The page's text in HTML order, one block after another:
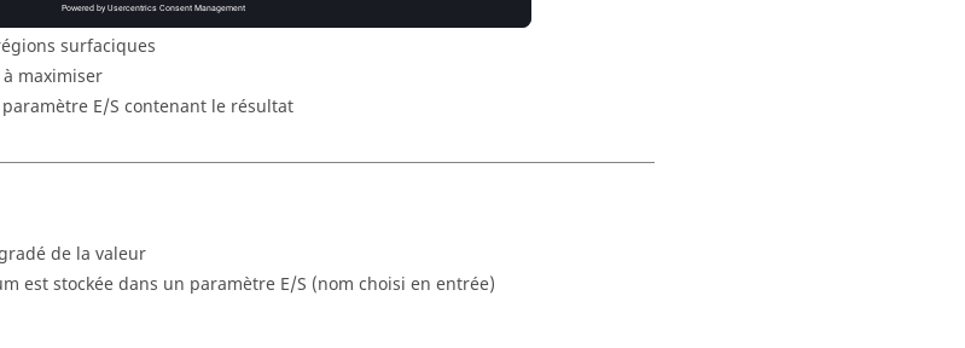
surfaciques
maximiser
E/S contenant le résultat
de la valeur
est stockée dans un paramètre E/S (nom choisi en entrée)